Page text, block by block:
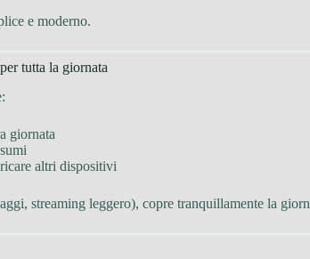
e moderno.
tutta la giornata
giornata
altri dispositivi
streaming leggero), copre tranquillamente la